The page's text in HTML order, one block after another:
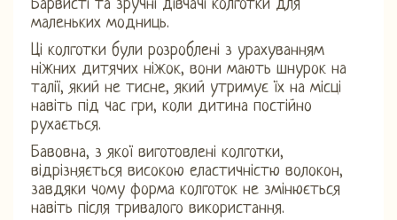
Барвисті та зручні дівчачі колготки для
маленьких модниць.
Ці колготки були розроблені з урахуванням
ніжних дитячих ніжок, вони мають шнурок на
талії, який не тисне, який утримує їх на місці
навіть під час гри, коли дитина постійно
рухається.
Бавовна, з якої виготовлені колготки,
відрізняється високою еластичністю волокон,
завдяки чому форма колготок не змінюється
навіть після тривалого використання.